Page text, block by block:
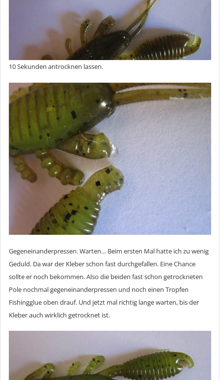
10 Sekunden antrocknen lassen.
Gegeneinanderpressen. Warten… Beim ersten Mal hatte ich zu wenig
Geduld. Da war der Kleber schon fast durchgefallen. Eine Chance
sollte er noch bekommen. Also die beiden fast schon getrockneten
Pole nochmal gegeneinanderpressen und noch einen Tropfen
Fishingglue oben drauf. Und jetzt mal richtig lange warten, bis der
Kleber auch wirklich getrocknet ist.